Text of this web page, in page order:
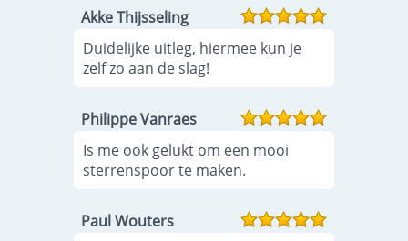
Akke Thijsseling
Duidelijke uitleg, hiermee kun je
zelf zo aan de slag!
Philippe Vanraes
Is me ook gelukt om een mooi
sterrenspoor te maken.
Paul Wouters